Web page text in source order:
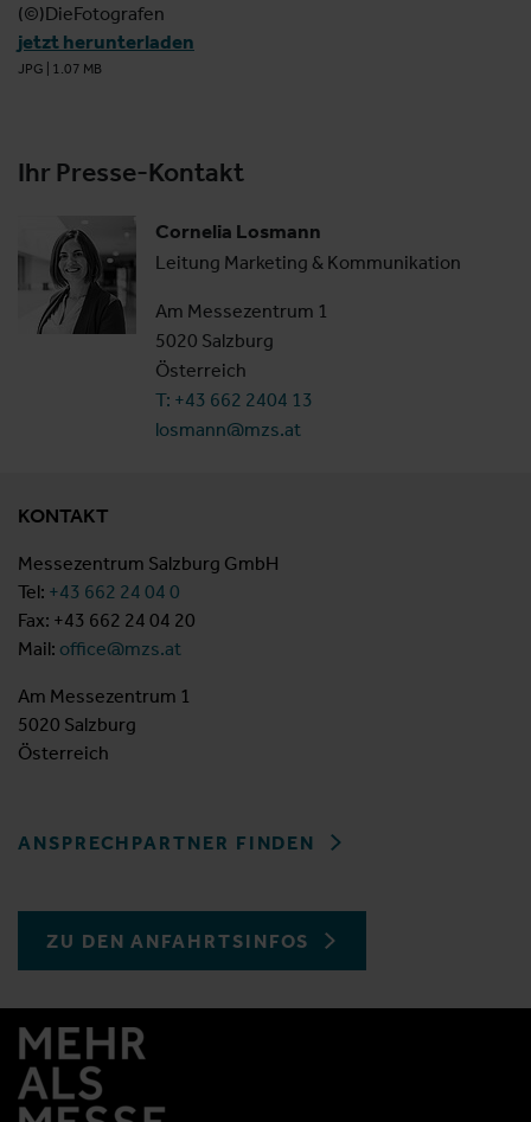
(©)DieFotografen
jetzt herunterladen
JPG 1.07 MB
Ihr Presse-Kontakt
Cornelia Losmann
Leitung Marketing & Kommunikation
Am Messezentrum 1
5020 Salzburg
Österreich
T: +43 662 2404 13
losmann@mzs.at
KONTAKT
Messezentrum Salzburg GmbH
Tel: +43 662 24 04 0
Fax: +43 662 24 04 20
Mail: office@mzs.at
Am Messezentrum 1
5020 Salzburg
Österreich
ANSPRECHPARTNER FINDEN
ZU DEN ANFAHRTSINFOS